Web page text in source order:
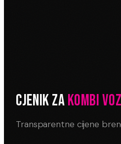
CJENIK ZAKOMBI
Transparentne cijene